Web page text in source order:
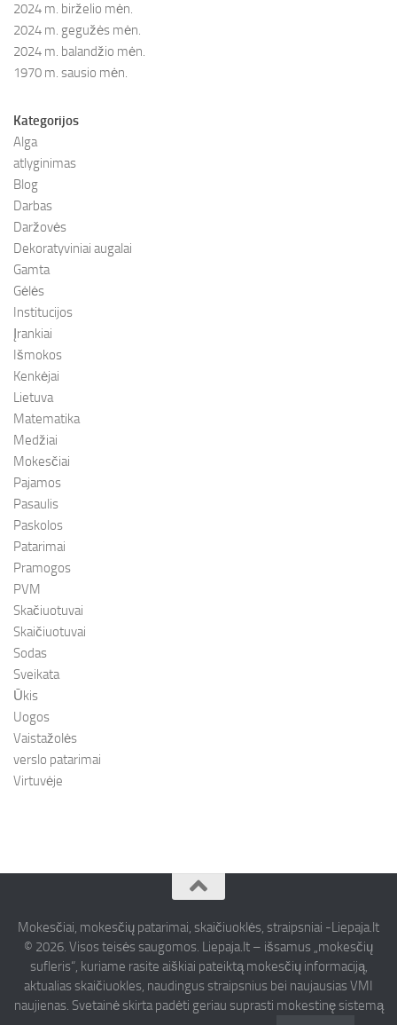
2024 m. birželio mėn.
2024 m. gegužės mėn.
2024 m. balandžio mėn.
1970 m. sausio mėn.
Kategorijos
Alga
atlyginimas
Blog
Darbas
Daržovės
Dekoratyviniai augalai
Gamta
Gėlės
Institucijos
Įrankiai
Išmokos
Kenkėjai
Lietuva
Matematika
Medžiai
Mokesčiai
Pajamos
Pasaulis
Paskolos
Patarimai
Pramogos
PVM
Skačiuotuvai
Skaičiuotuvai
Sodas
Sveikata
Ūkis
Uogos
Vaistažolės
verslo patarimai
Virtuvėje
Mokesčiai, mokesčių patarimai, skaičiuoklės, straipsniai -Liepaja.lt
© 2026. Visos teisės saugomos. Liepaja.lt – išsamus „mokesčių
sufleris“, kuriame rasite aiškiai pateiktą mokesčių informaciją,
aktualias skaičiuokles, naudingus straipsnius bei naujausias VMI
naujienas. Svetainė skirta padėti geriau suprasti mokestinę sistemą